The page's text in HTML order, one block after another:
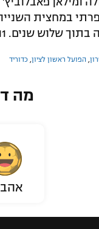
במחצית
שערים של אור לוי לא הספיקו למפסידה.
הפועל ראשון לציון כדוריד
מה